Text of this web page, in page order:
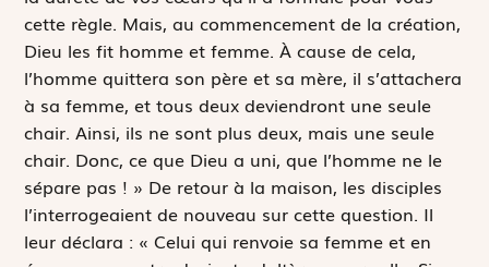
cette règle. Mais, au commencement de la création,
Dieu les fit homme et femme. À cause de cela,
l’homme quittera son père et sa mère, il s’attachera
à sa femme, et tous deux deviendront une seule
chair. Ainsi, ils ne sont plus deux, mais une seule
chair. Donc, ce que Dieu a uni, que l’homme ne le
sépare pas ! » De retour à la maison, les disciples
l’interrogeaient de nouveau sur cette question. Il
leur déclara : « Celui qui renvoie sa femme et en